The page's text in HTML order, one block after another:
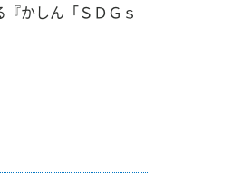
かしん「ＳＤＧｓ